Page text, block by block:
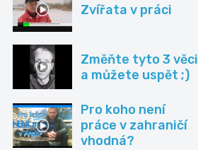
Zvířata v práci
Změňte tyto 3 věci
a můžete uspět ;)
Pro koho není
práce v zahraničí
vhodná?